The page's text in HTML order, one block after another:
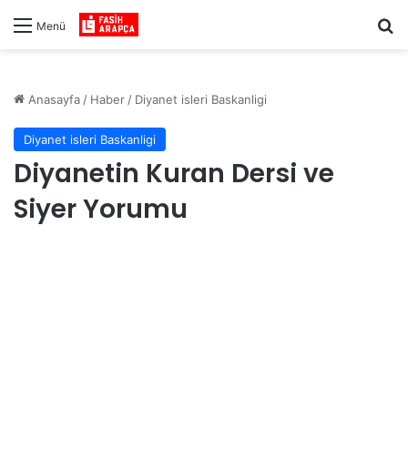
Menü
Anasayfa / Haber / Diyanet isleri Baskanligi
Diyanet isleri Baskanligi
Diyanetin Kuran Dersi ve
Siyer Yorumu